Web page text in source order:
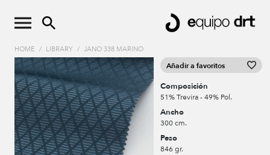
HOME / LIBRARY / JANO 338 MARINO
Añadir a favoritos
Composición
51% Trevira - 49% Pol.
Ancho
300 cm.
Peso
846 gr.